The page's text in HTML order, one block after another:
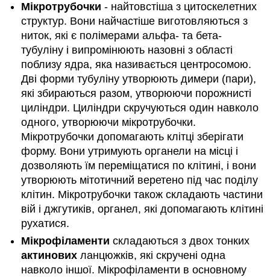
Мікротрубочки - найтовстіша з цитоскелетних
структур. Вони найчастіше виготовляються з
ниток, які є полімерами альфа- та бета-
тубуліну і випромінюють назовні з області
поблизу ядра, яка називається центросомою.
Дві форми тубуліну утворюють димери (пари),
які збираються разом, утворюючи порожнисті
циліндри. Циліндри скручуються один навколо
одного, утворюючи мікротрубочки.
Мікротрубочки допомагають клітці зберігати
форму. Вони утримують органели на місці і
дозволяють їм переміщатися по клітині, і вони
утворюють мітотичний веретено під час поділу
клітин. Мікротрубочки також складають частини
вій і джгутиків, органел, які допомагають клітині
рухатися.
Мікрофіламенти складаються з двох тонких
актинових ланцюжків, які скручені одна
навколо іншої. Мікрофіламенти в основному